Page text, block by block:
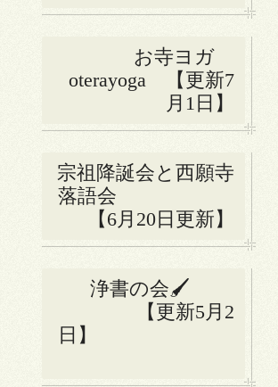
お寺ヨガ
oterayoga 【更新7
月1日】
宗祖降誕会と西願寺
落語会
【6月20日更新】
浄書の会🖌
【更新5月2
日】